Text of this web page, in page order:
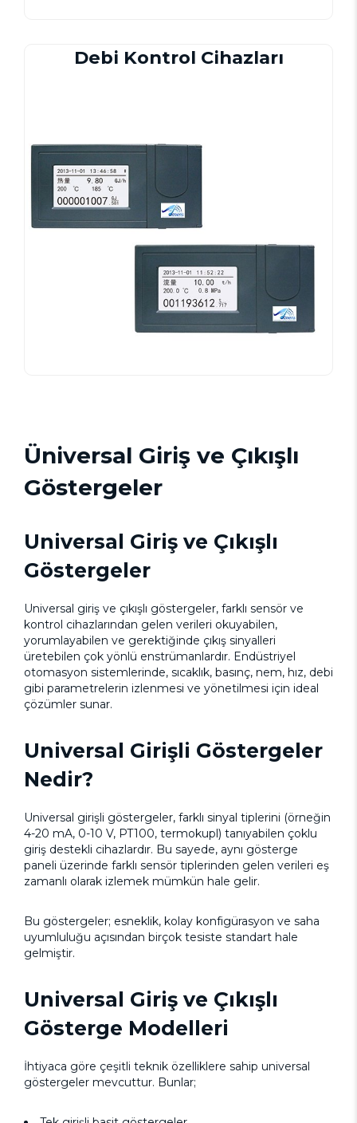
Debi Kontrol Cihazları
Üniversal Giriş ve Çıkışlı
Göstergeler
Universal Giriş ve Çıkışlı
Göstergeler
Universal giriş ve çıkışlı göstergeler, farklı sensör ve
kontrol cihazlarından gelen verileri okuyabilen,
yorumlayabilen ve gerektiğinde çıkış sinyalleri
üretebilen çok yönlü enstrümanlardır. Endüstriyel
otomasyon sistemlerinde, sıcaklık, basınç, nem, hız, debi
gibi parametrelerin izlenmesi ve yönetilmesi için ideal
çözümler sunar.
Universal Girişli Göstergeler
Nedir?
Universal girişli göstergeler, farklı sinyal tiplerini (örneğin
4-20 mA, 0-10 V, PT100, termokupl) tanıyabilen çoklu
giriş destekli cihazlardır. Bu sayede, aynı gösterge
paneli üzerinde farklı sensör tiplerinden gelen verileri eş
zamanlı olarak izlemek mümkün hale gelir.
Bu göstergeler; esneklik, kolay konfigürasyon ve saha
uyumluluğu açısından birçok tesiste standart hale
gelmiştir.
Universal Giriş ve Çıkışlı
Gösterge Modelleri
İhtiyaca göre çeşitli teknik özelliklere sahip universal
göstergeler mevcuttur. Bunlar;